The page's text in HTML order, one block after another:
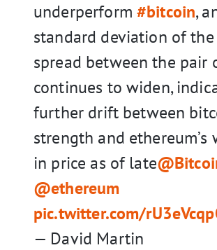
underperform #bitcoin,
standard deviation of
spread between the pair
continues to widen,
further drift between
strength and ethereum’s
in price as of late
@ethereum
pic.twitter.com/
— David Martin